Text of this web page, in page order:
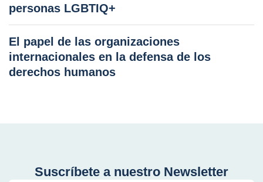
personas LGBTIQ+
El papel de las organizaciones
internacionales en la defensa de los
derechos humanos
Suscríbete a nuestro Newsletter